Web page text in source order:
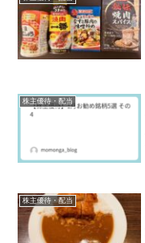
株主優待・配当
株主優待・配当